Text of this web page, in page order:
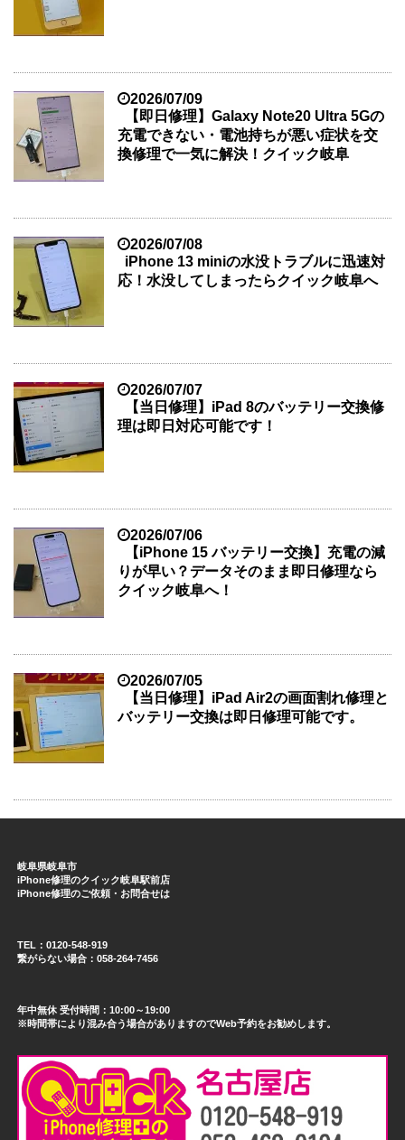
2026/07/09
【即日修理】Galaxy Note20 Ultra 5Gの
充電できない・電池持ちが悪い症状を交
換修理で一気に解決！クイック岐阜
2026/07/08
iPhone 13 miniの水没トラブルに迅速対
応！水没してしまったらクイック岐阜へ
2026/07/07
【当日修理】iPad 8のバッテリー交換修
理は即日対応可能です！
2026/07/06
【iPhone 15 バッテリー交換】充電の減
りが早い？データそのまま即日修理なら
クイック岐阜へ！
2026/07/05
【当日修理】iPad Air2の画面割れ修理と
バッテリー交換は即日修理可能です。
岐阜県岐阜市
iPhone修理のクイック岐阜駅前店
iPhone修理のご依頼・お問合せは
TEL：0120-548-919
繋がらない場合：058-264-7456
年中無休 受付時間：10:00～19:00
※時間帯により混み合う場合がありますのでWeb予約をお勧めします。